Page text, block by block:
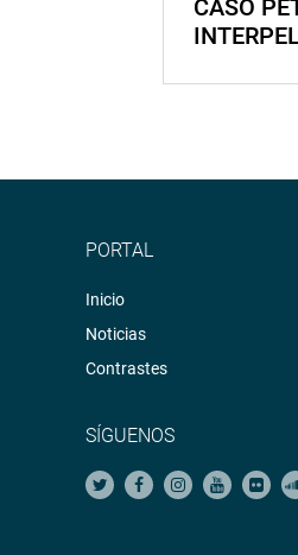
CASO
PORTAL
Inicio
Noticias
Contrastes
SÍGUENOS